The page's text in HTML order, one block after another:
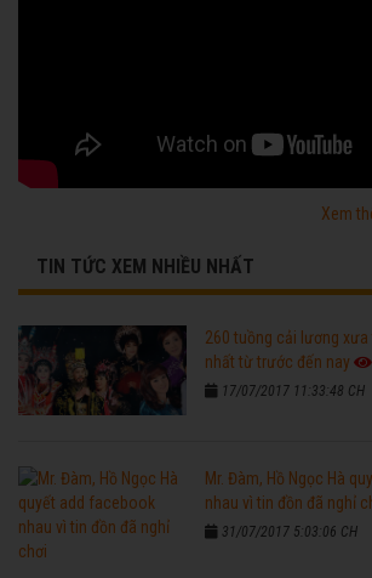
Xem
TIN TỨC XEM NHIỀU NHẤT
260 tuồng cải lương
nhất từ trước đến nay
17/07/2017 11:33:48 CH
Mr. Đàm, Hồ Ngọc Hà
nhau vì tin đồn đã nghỉ
31/07/2017 5:03:06 CH